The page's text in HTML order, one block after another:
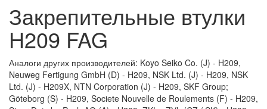
Закрепительные втулки
H209 FAG
Аналоги других производителей: Koyo Seiko Co. (J) - H209,
Neuweg Fertigung GmbH (D) - H209, NSK Ltd. (J) - H209, NSK
Ltd. (J) - H209X, NTN Corporation (J) - H209, SKF Group;
Göteborg (S) - H209, Societe Nouvelle de Roulements (F) - H209,